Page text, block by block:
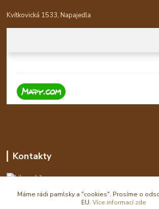
Kvítkovická 1533, Napajedla
Kontakty
Libor
eshop(zavináč)waldi.cz
Máme rádi pamlsky a "cookies". Prosíme o
EU. Více informací zde